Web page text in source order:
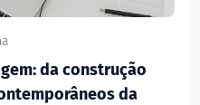
da construção
da